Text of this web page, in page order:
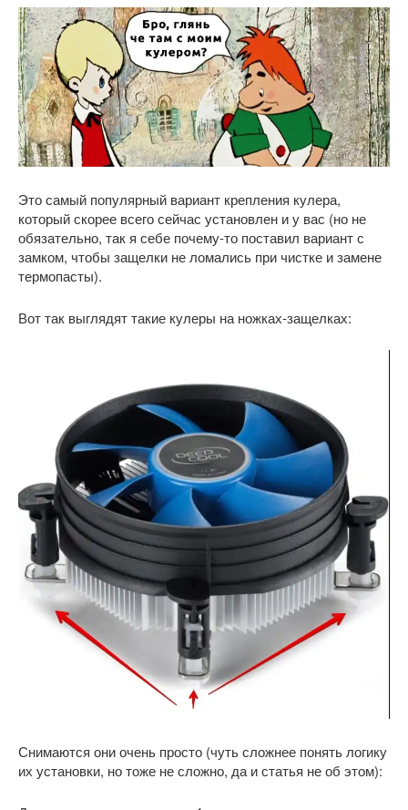
Это самый популярный вариант крепления кулера,
который скорее всего сейчас установлен и у вас (но не
обязательно, так я себе почему-то поставил вариант с
замком, чтобы защелки не ломались при чистке и замене
термопасты).
Вот так выглядят такие кулеры на ножках-защелках:
Снимаются они очень просто (чуть сложнее понять логику
их установки, но тоже не сложно, да и статья не об этом):